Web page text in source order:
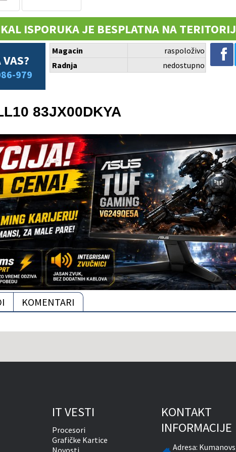
ISPORUKA JE BESPLATNA NA
979
Magacin
raspoloživo
Radnja
nedostupno
Podeli na Facebook-u
83JX00DKYA
KOMENTARI
IT VESTI
Procesori
Grafičke Kartice
KONTAKT
INFORMACIJE
Adresa: